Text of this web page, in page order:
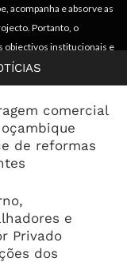
comercial
de reformas
e
Privado
dos
acompanha e absorve as
Portanto, o
objectivos institucionais e
E
Nova Agenda